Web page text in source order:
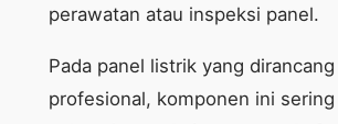
perawatan atau inspeksi panel.
Pada panel listrik yang
profesional, komponen ini